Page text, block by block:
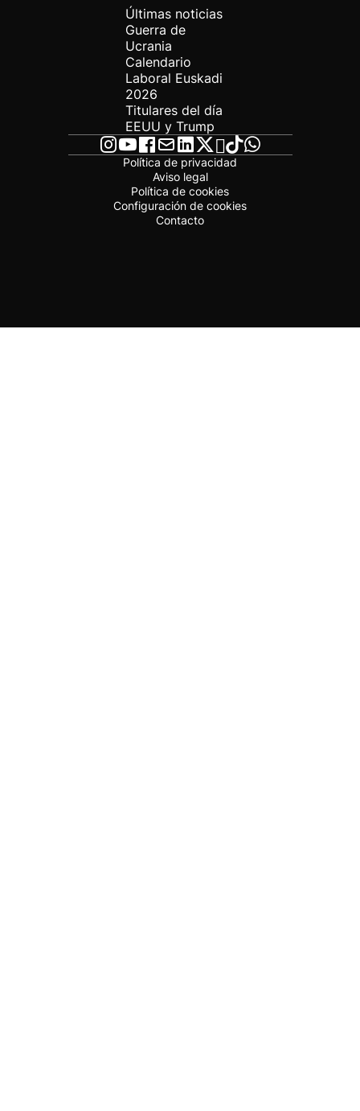
Últimas noticias
Guerra de
Ucrania
Calendario
Laboral Euskadi
2026
Titulares del día
EEUU y Trump
Política de privacidad
Aviso legal
Política de cookies
Configuración de cookies
Contacto